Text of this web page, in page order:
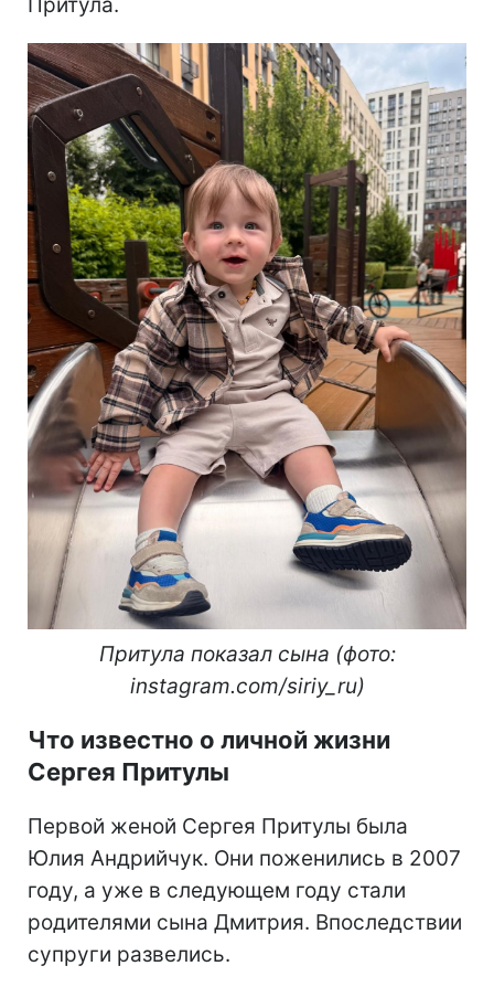
Притула показал сына (фото:
instagram.com/siriy_ru)
Что известно о личной жизни
Сергея Притулы
Первой женой Сергея Притулы была
Юлия Андрийчук. Они поженились в 2007
году, а уже в следующем году стали
родителями сына Дмитрия. Впоследствии
супруги развелись.